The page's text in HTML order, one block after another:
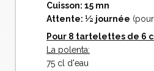
Cuisson: 15 mn
Attente: ½ journée
Pour 8 tartelettes de 6
La polenta:
75 cl d'eau